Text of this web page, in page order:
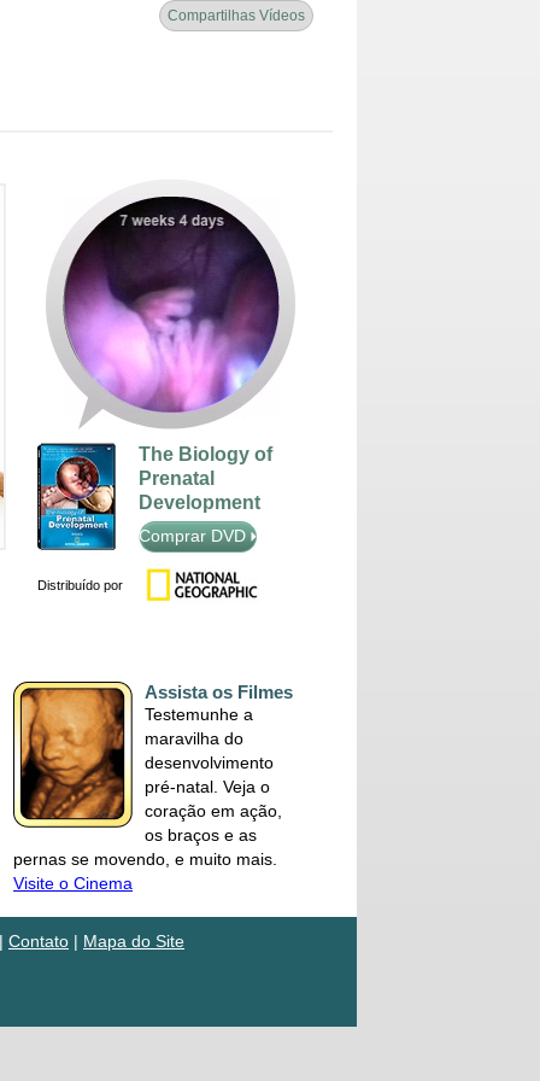
Compartilhas Vídeos
The Biology of
Prenatal
Development
Comprar DVD
Distribuído por
Assista os Filmes
Testemunhe a
maravilha do
desenvolvimento
pré-natal. Veja o
coração em ação,
os braços e as
pernas se movendo, e muito mais.
Visite o Cinema
Contato | Mapa do Site